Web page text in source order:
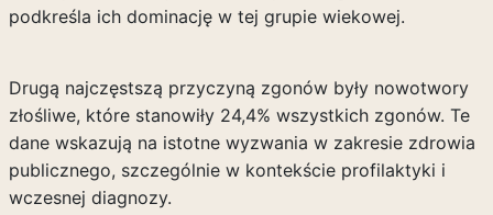
podkreśla ich dominację w tej grupie wiekowej.
Drugą najczęstszą przyczyną zgonów były nowotwory
złośliwe, które stanowiły 24,4% wszystkich zgonów. Te
dane wskazują na istotne wyzwania w zakresie zdrowia
publicznego, szczególnie w kontekście profilaktyki i
wczesnej diagnozy.